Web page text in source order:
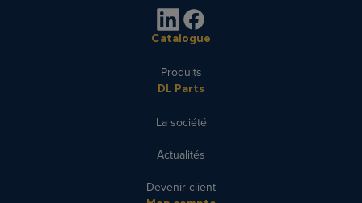
Catalogue
Produits
DL Parts
La société
Actualités
Devenir client